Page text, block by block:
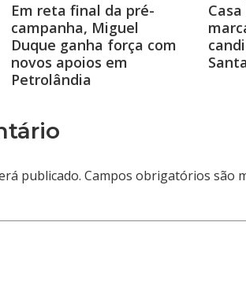
Em reta final da pré-
campanha, Miguel
Duque ganha força com
novos apoios em
Petrolândia
publicado. Campos obrigatórios são